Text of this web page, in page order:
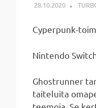
28.10.2020
Cyperpunk-
Nintendo
Ghostrunner
taiteluita